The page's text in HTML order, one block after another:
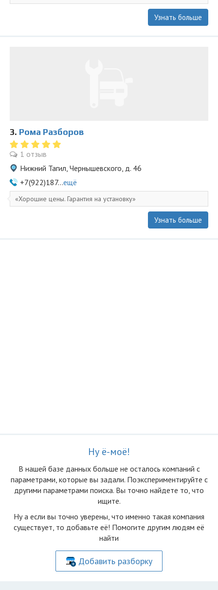
Узнать больше
3. Рома Разборов
1 отзыв
Нижний Тагил, Чернышевского, д. 46
+7(922)187...ещё
Хорошие цены. Гарантия на установку
Узнать больше
Ну ё-моё!
В нашей базе данных больше не осталоcь компаний с
параметрами, которые вы задали. Поэкспериментируйте с
другими параметрами поиска. Вы точно найдете то, что
ищите.
Ну а если вы точно уверены, что именно такая компания
существует, то добавьте её! Помогите другим людям её
найти
Добавить разборку